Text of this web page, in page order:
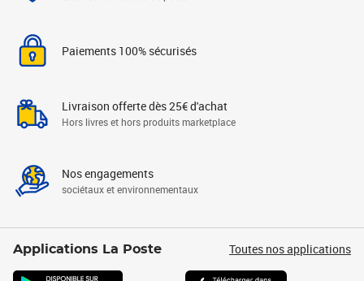
Paiements 100% sécurisés
Livraison offerte dès 25€ d'achat
Hors livres et hors produits marketplace
Nos engagements
sociétaux et environnementaux
Applications La Poste Toutes nos applications